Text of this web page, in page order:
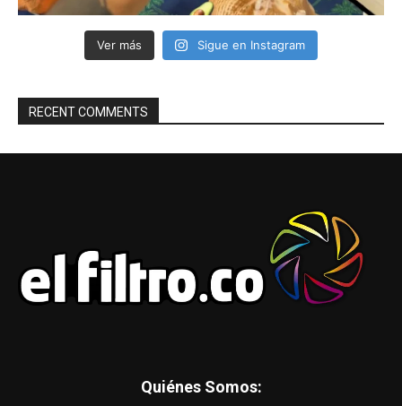
Ver más Sigue en Instagram
RECENT COMMENTS
Quiénes Somos: